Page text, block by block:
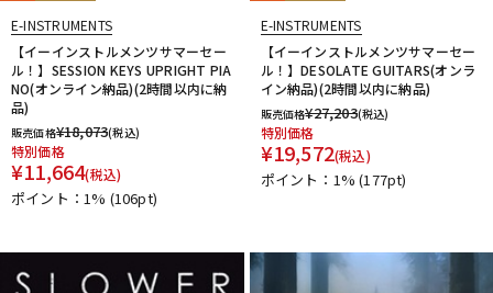
E-INSTRUMENTS
【イーインストルメンツサマーセー
ル！】SESSION KEYS UPRIGHT PIA
NO(オンライン納品)(2時間以内に納
品)
販売価格¥18,073(税込)
特別価格
¥11,664(税込)
ポイント：1% (106pt)
E-INSTRUMENTS
【イーインストルメンツサマーセー
ル！】DESOLATE GUITARS(オンラ
イン納品)(2時間以内に納品)
販売価格¥27,203(税込)
特別価格
¥19,572(税込)
ポイント：1%(177pt)